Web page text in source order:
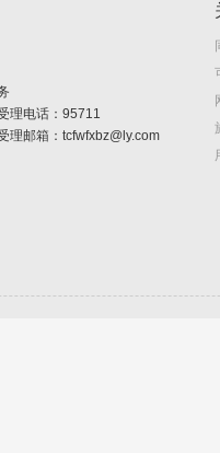
理电话：95711
理邮箱：tcfwfxbz@ly.com